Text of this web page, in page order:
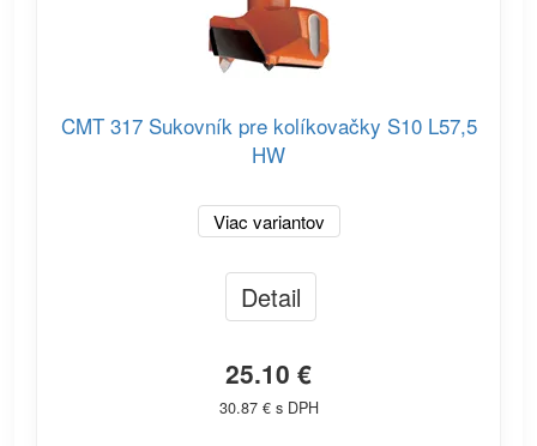
CMT 317 Sukovník pre kolíkovačky S10 L57,5
HW
Viac variantov
Detail
25.10 €
30.87 € s DPH